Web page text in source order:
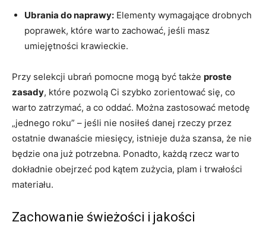
Ubrania do ​naprawy: Elementy wymagające drobnych
poprawek, które warto​ zachować, jeśli masz
umiejętności​ krawieckie.
Przy selekcji ubrań ​pomocne mogą być także proste⁣
zasady, które pozwolą Ci ‍szybko‌ zorientować się, co
warto zatrzymać, a co oddać. Można zastosować metodę​
„jednego roku” – jeśli nie ⁣nosiłeś danej rzeczy przez
ostatnie dwanaście ⁤miesięcy, istnieje duża szansa, że nie
będzie ona‍ już potrzebna. Ponadto, każdą rzecz warto
⁣dokładnie⁤ obejrzeć pod kątem ⁤zużycia, plam i trwałości
materiału.
Zachowanie świeżości⁤ i‌ jakości